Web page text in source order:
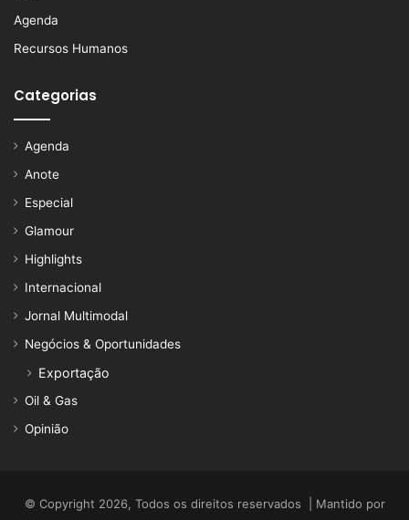
Agenda
Recursos Humanos
Categorias
Agenda
Anote
Especial
Glamour
Highlights
Internacional
Jornal Multimodal
Negócios & Oportunidades
Exportação
Oil & Gas
Opinião
© Copyright 2026, Todos os direitos reservados | Mantido por